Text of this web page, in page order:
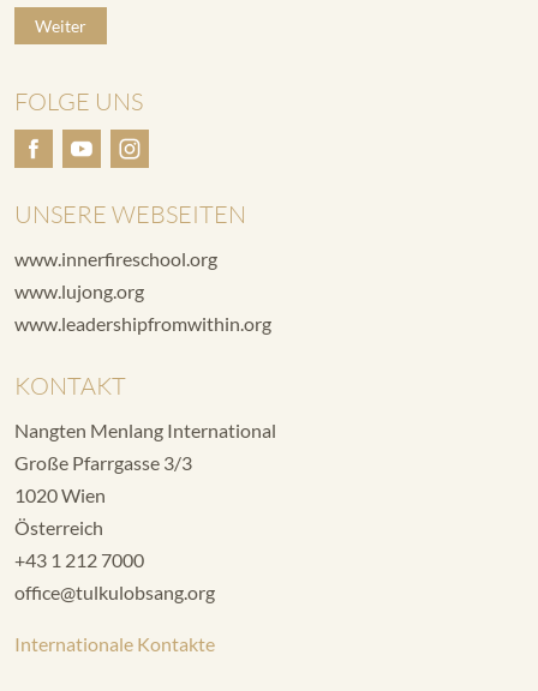
Weiter
FOLGE UNS
UNSERE WEBSEITEN
www.innerfireschool.org
www.lujong.org
www.leadershipfromwithin.org
KONTAKT
Nangten Menlang International
Große Pfarrgasse 3/3
1020 Wien
Österreich
+43 1 212 7000
office@tulkulobsang.org
Internationale Kontakte